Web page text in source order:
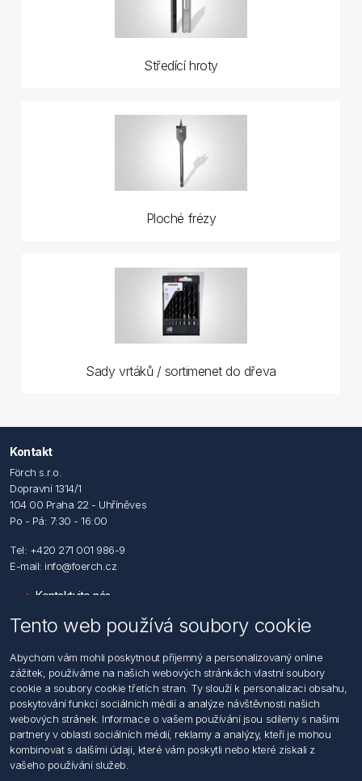
Středící hroty
Ploché frézy
Sady vrtáků / sortimenet do dřeva
Kontakt
Förch s.r.o.
Dopravní 1314/1
104 00 Praha 22 - Uhříněves
Po - Pá: 7:30 - 16:00
Tel: +420 271 001 986-9
E-mail: info@foerch.cz
Kontaktujte nás
Hledat
Dodržování předpisů
Zásady zpracování osobních údajů fyzických osob
Podmínky zasílání elektronických dokumentu
Všeobecné dodací a obchodní podmínky
Informace o nakládaní s elektroodpadem
Tento web používá soubory cookie
Abychom vám mohli poskytnout příjemný a personalizovaný online
zážitek, používáme na našich webových stránkách vlastní soubory
cookie a soubory cookie třetích stran. Ty slouží k personalizaci obsahu,
poskytování funkcí sociálních médií a analýze návštěvnosti našich
webových stránek. Informace o vašem používání jsou sdíleny s našimi
partnery v oblasti sociálních médií, reklamy a analýzy, kteří je mohou
kombinovat s dalšími údaji, které vám poskytli nebo které získali z
vašeho používání služeb.